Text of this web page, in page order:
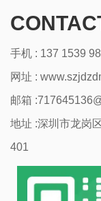
手机 : 137 1539
网址 :
邮箱
地址 :深圳市龙岗
401